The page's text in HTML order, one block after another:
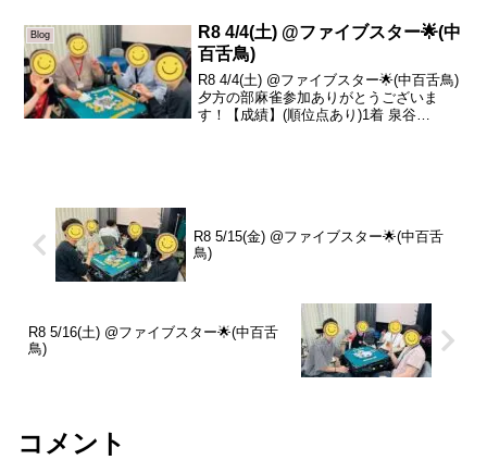
べあさんです...
Blog
R8 4/4(土) @ファイブスター🌟(中
百舌鳥)
R8 4/4(土) @ファイブスター🌟(中百舌鳥)
夕方の部麻雀参加ありがとうございま
す！【成績】(順位点あり)1着 泉谷
R8 5/15(金) @ファイブスター🌟(中百舌
鳥)
R8 5/16(土) @ファイブスター🌟(中百舌
鳥)
コメント